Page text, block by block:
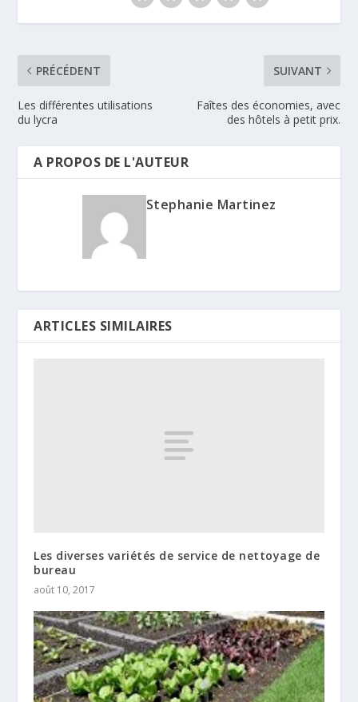
PRÉCÉDENT
Les différentes utilisations
du lycra
SUIVANT
Faîtes des économies, avec
des hôtels à petit prix.
A PROPOS DE L'AUTEUR
Stephanie Martinez
ARTICLES SIMILAIRES
Les diverses variétés de service de nettoyage de
bureau
août 10, 2017